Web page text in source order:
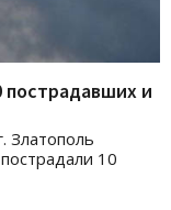
пострадавших и
Златополь
10